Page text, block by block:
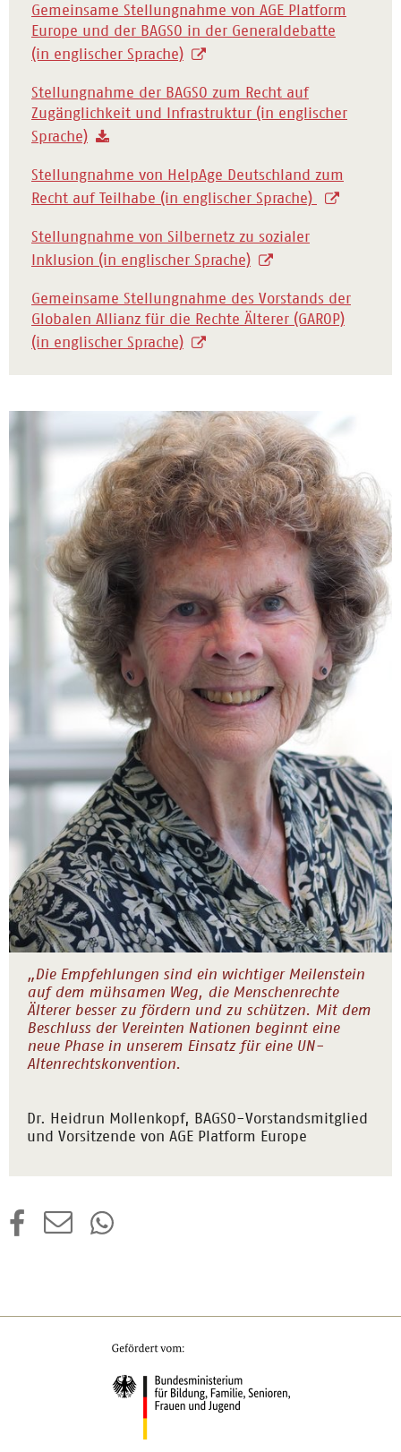
Gemeinsame Stellungnahme von AGE Platform
Europe und der BAGSO in der Generaldebatte
(in englischer Sprache)
Stellungnahme der BAGSO zum Recht auf
Zugänglichkeit und Infrastruktur (in englischer
Sprache)
Stellungnahme von HelpAge Deutschland zum
Recht auf Teilhabe (in englischer Sprache)
Stellungnahme von Silbernetz zu sozialer
Inklusion (in englischer Sprache)
Gemeinsame Stellungnahme des Vorstands der
Globalen Allianz für die Rechte Älterer (GAROP)
(in englischer Sprache)
„Die Empfehlungen sind ein wichtiger Meilenstein
auf dem mühsamen Weg, die Menschenrechte
Älterer besser zu fördern und zu schützen. Mit dem
Beschluss der Vereinten Nationen beginnt eine
neue Phase in unserem Einsatz für eine UN-
Altenrechtskonvention.
Dr. Heidrun Mollenkopf, BAGSO-Vorstandsmitglied
und Vorsitzende von AGE Platform Europe